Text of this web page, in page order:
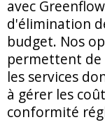
avec
d'élimination
budget. Nos
permettent de
les services
à gérer les
conformité